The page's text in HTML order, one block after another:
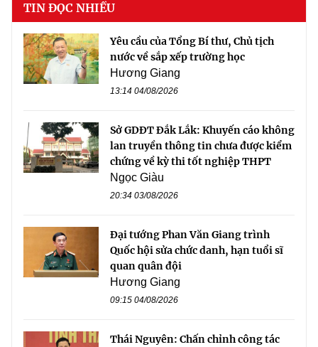
TIN ĐỌC NHIỀU
Yêu cầu của Tổng Bí thư, Chủ tịch
nước về sắp xếp trường học
Hương Giang
13:14 04/08/2026
Sở GDĐT Đắk Lắk: Khuyến cáo không
lan truyền thông tin chưa được kiểm
chứng về kỳ thi tốt nghiệp THPT
Ngọc Giàu
20:34 03/08/2026
Đại tướng Phan Văn Giang trình
Quốc hội sửa chức danh, hạn tuổi sĩ
quan quân đội
Hương Giang
09:15 04/08/2026
Thái Nguyên: Chấn chỉnh công tác